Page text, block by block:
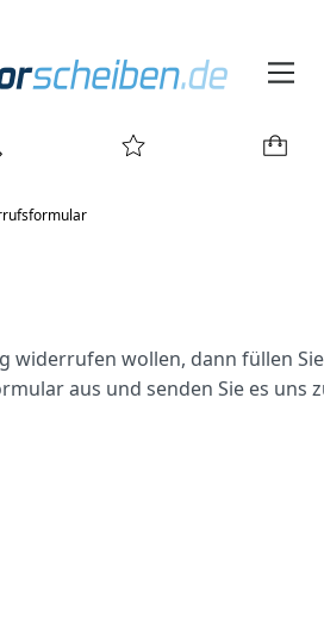
widerrufen wollen, dann füllen
aus und senden Sie es uns